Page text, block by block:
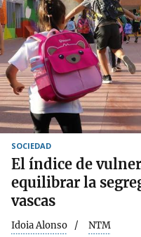
SOCIEDAD
El índice de
equilibrar la
vascas
Idoia Alonso NTM